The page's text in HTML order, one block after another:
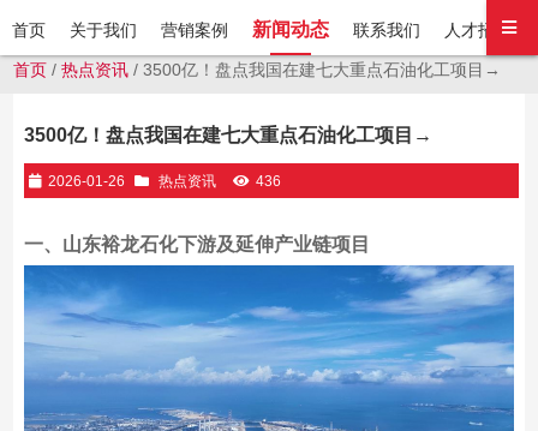
首页 关于我们 营销案例 新闻动态 联系我们 人才招聘
首页 /热点资讯 / 3500亿！盘点我国在建七大重点石油化工项目→
3500亿！盘点我国在建七大重点石油化工项目→
2026-01-26 热点资讯 436
一、山东裕龙石化下游及延伸产业链项目